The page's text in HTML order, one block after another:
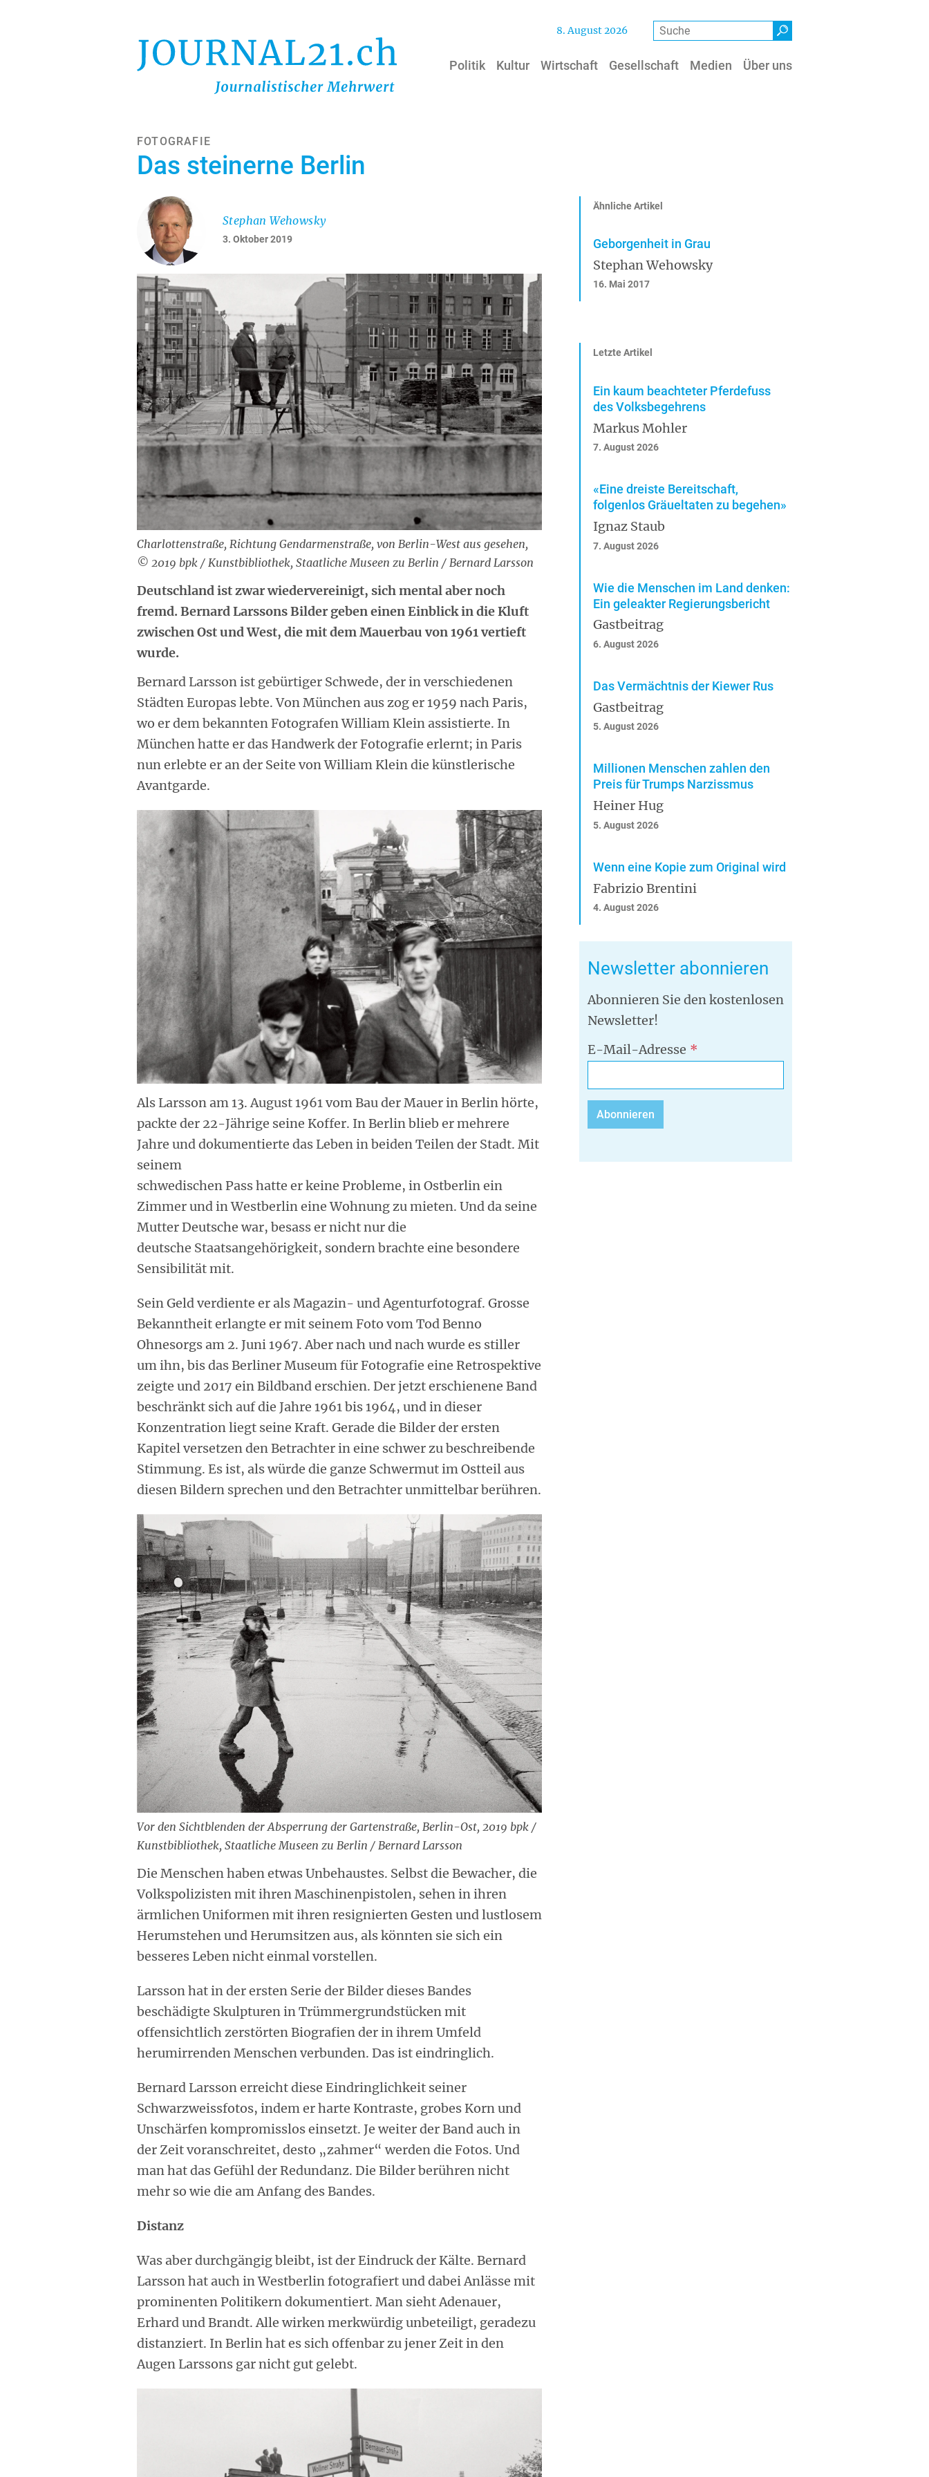
8. August 2026 Suche
Politik Kultur Wirtschaft Gesellschaft Medien Über uns
FOTOGRAFIE
Das steinerne Berlin
3. Oktober 2019
Stephan Wehowsky
Charlottenstraße, Richtung Gendarmenstraße, von Berlin-West aus gesehen,
© 2019 bpk / Kunstbibliothek, Staatliche Museen zu Berlin / Bernard Larsson
Deutschland ist zwar wiedervereinigt, sich mental aber noch
fremd. Bernard Larssons Bilder geben einen Einblick in die Kluft
zwischen Ost und West, die mit dem Mauerbau von 1961 vertieft
wurde.
Bernard Larsson ist gebürtiger Schwede, der in verschiedenen
Städten Europas lebte. Von München aus zog er 1959 nach Paris,
wo er dem bekannten Fotografen William Klein assistierte. In
München hatte er das Handwerk der Fotografie erlernt; in Paris
nun erlebte er an der Seite von William Klein die künstlerische
Avantgarde.
Als Larsson am 13. August 1961 vom Bau der Mauer in Berlin hörte,
packte der 22-Jährige seine Koffer. In Berlin blieb er mehrere
Jahre und dokumentierte das Leben in beiden Teilen der Stadt. Mit
seinem
schwedischen Pass hatte er keine Probleme, in Ostberlin ein
Zimmer und in Westberlin eine Wohnung zu mieten. Und da seine
Mutter Deutsche war, besass er nicht nur die
deutsche Staatsangehörigkeit, sondern brachte eine besondere
Sensibilität mit.
Sein Geld verdiente er als Magazin- und Agenturfotograf. Grosse
Bekanntheit erlangte er mit seinem Foto vom Tod Benno
Ohnesorgs am 2. Juni 1967. Aber nach und nach wurde es stiller
um ihn, bis das Berliner Museum für Fotografie eine Retrospektive
zeigte und 2017 ein Bildband erschien. Der jetzt erschienene Band
beschränkt sich auf die Jahre 1961 bis 1964, und in dieser
Konzentration liegt seine Kraft. Gerade die Bilder der ersten
Kapitel versetzen den Betrachter in eine schwer zu beschreibende
Stimmung. Es ist, als würde die ganze Schwermut im Ostteil aus
diesen Bildern sprechen und den Betrachter unmittelbar berühren.
Vor den Sichtblenden der Absperrung der Gartenstraße, Berlin-Ost, 2019 bpk /
Kunstbibliothek, Staatliche Museen zu Berlin / Bernard Larsson
Die Menschen haben etwas Unbehaustes. Selbst die Bewacher, die
Volkspolizisten mit ihren Maschinenpistolen, sehen in ihren
ärmlichen Uniformen mit ihren resignierten Gesten und lustlosem
Herumstehen und Herumsitzen aus, als könnten sie sich ein
besseres Leben nicht einmal vorstellen.
Larsson hat in der ersten Serie der Bilder dieses Bandes
beschädigte Skulpturen in Trümmergrundstücken mit
offensichtlich zerstörten Biografien der in ihrem Umfeld
herumirrenden Menschen verbunden. Das ist eindringlich.
Bernard Larsson erreicht diese Eindringlichkeit seiner
Schwarzweissfotos, indem er harte Kontraste, grobes Korn und
Unschärfen kompromisslos einsetzt. Je weiter der Band auch in
der Zeit voranschreitet, desto „zahmer“ werden die Fotos. Und
man hat das Gefühl der Redundanz. Die Bilder berühren nicht
mehr so wie die am Anfang des Bandes.
Distanz
Was aber durchgängig bleibt, ist der Eindruck der Kälte. Bernard
Larsson hat auch in Westberlin fotografiert und dabei Anlässe mit
prominenten Politikern dokumentiert. Man sieht Adenauer,
Erhard und Brandt. Alle wirken merkwürdig unbeteiligt, geradezu
distanziert. In Berlin hat es sich offenbar zu jener Zeit in den
Augen Larssons gar nicht gut gelebt.
Ähnliche Artikel
Geborgenheit in Grau
Stephan Wehowsky
16. Mai 2017
Letzte Artikel
Ein kaum beachteter Pferdefuss
des Volksbegehrens
Markus Mohler
7. August 2026
«Eine dreiste Bereitschaft,
folgenlos Gräueltaten zu begehen»
Ignaz Staub
7. August 2026
Wie die Menschen im Land denken:
Ein geleakter Regierungsbericht
Gastbeitrag
6. August 2026
Das Vermächtnis der Kiewer Rus
Gastbeitrag
5. August 2026
Millionen Menschen zahlen den
Preis für Trumps Narzissmus
Heiner Hug
5. August 2026
Wenn eine Kopie zum Original wird
Fabrizio Brentini
4. August 2026
Newsletter abonnieren
Abonnieren Sie den kostenlosen
Newsletter!
E-Mail-Adresse